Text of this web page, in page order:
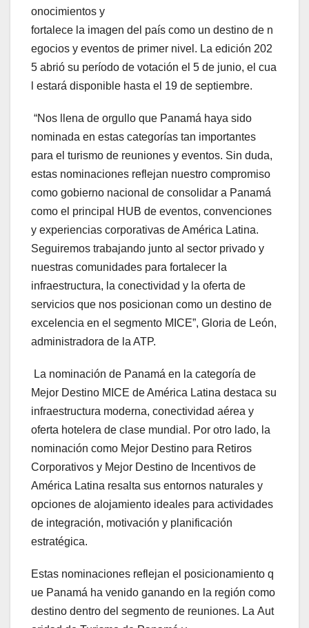
onocimientos y
fortalece la imagen del país como un destino de n
egocios y eventos de primer nivel. La edición 202
5 abrió su período de votación el 5 de junio, el cua
l estará disponible hasta el 19 de septiembre.
“Nos llena de orgullo que Panamá haya sido
nominada en estas categorías tan importantes
para el turismo de reuniones y eventos. Sin duda,
estas nominaciones reflejan nuestro compromiso
como gobierno nacional de consolidar a Panamá
como el principal HUB de eventos, convenciones
y experiencias corporativas de América Latina.
Seguiremos trabajando junto al sector privado y
nuestras comunidades para fortalecer la
infraestructura, la conectividad y la oferta de
servicios que nos posicionan como un destino de
excelencia en el segmento MICE”, Gloria de León,
administradora de la ATP.
La nominación de Panamá en la categoría de
Mejor Destino MICE de América Latina destaca su
infraestructura moderna, conectividad aérea y
oferta hotelera de clase mundial. Por otro lado, la
nominación como Mejor Destino para Retiros
Corporativos y Mejor Destino de Incentivos de
América Latina resalta sus entornos naturales y
opciones de alojamiento ideales para actividades
de integración, motivación y planificación
estratégica.
Estas nominaciones reflejan el posicionamiento q
ue Panamá ha venido ganando en la región como
destino dentro del segmento de reuniones. La Aut